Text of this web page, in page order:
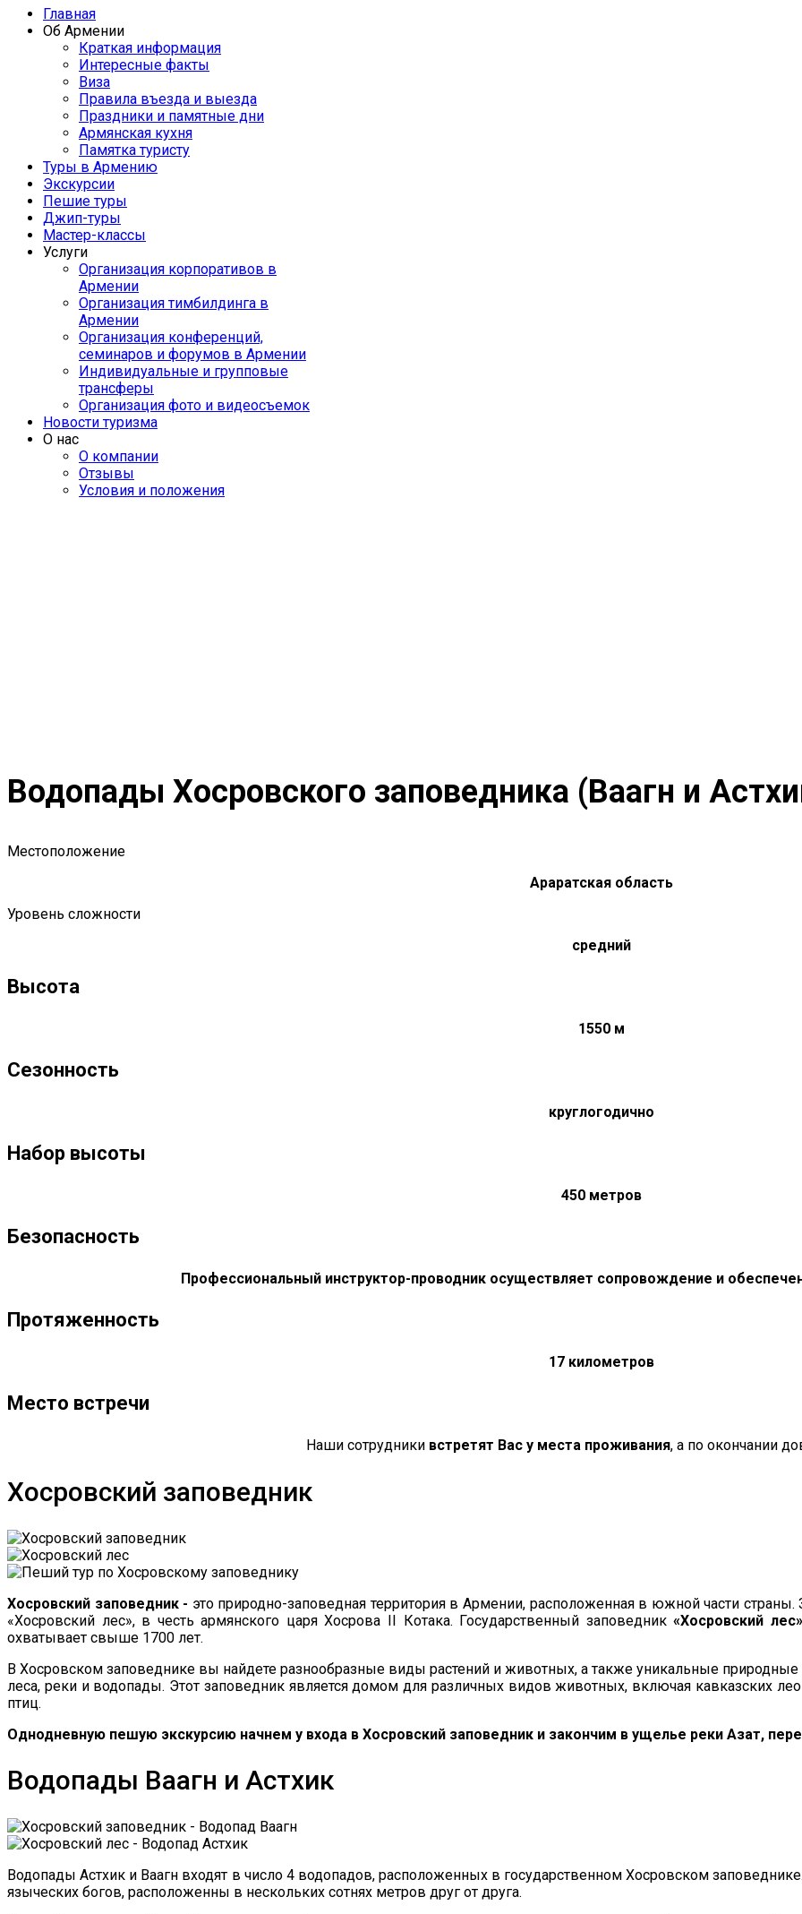
Главная
Об Армении
Краткая информация
Интересные факты
Виза
Правила въезда и выезда
Праздники и памятные дни
Армянская кухня
Памятка туристу
Туры в Армению
Экскурсии
Пешие туры
Джип-туры
Мастер-классы
Услуги
Организация корпоративов в
Армении
Организация тимбилдинга в
Армении
Организация конференций,
семинаров и форумов в Армении
Индивидуальные и групповые
трансферы
Организация фото и видеосъемок
Новости туризма
О нас
О компании
Отзывы
Условия и положения
Водопады Хосровского заповедника (Ваагн и
Местоположение
Араратская область
Уровень сложности
средний
Высота
1550 м
Сезонность
круглогодично
Набор высоты
450 метров
Безопасность
Профессиональный инструктор-проводник осуществляет сопровождение и
Протяженность
17 километров
Место встречи
Наши сотрудники встретят Вас у места проживания, а по окончании
Хосровский заповедник
Хосровский заповедник - это природно-заповедная территория в Армении, расположенная в южной части
«Хосровский лес», в честь армянского царя Хосрова II Котака. Государственный заповедник«Хосровский лес»
охватывает свыше 1700 лет.
В Хосровском заповеднике вы найдете разнообразные виды растений и животных, а также уникальные
леса, реки и водопады. Этот заповедник является домом для различных видов животных, включая кавказских
птиц.
Однодневную пешую экскурсию начнем у входа в Хосровский заповедник и закончим в ущелье реки Азат,
Водопады Ваагн и Астхик
Водопады Астхик и Ваагн входят в число 4 водопадов, расположенных в государственном Хосровском
языческих богов, расположенны в нескольких сотнях метров друг от друга.